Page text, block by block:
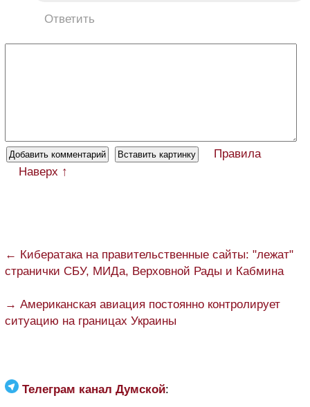
Ответить
Правила
Наверх ↑
← Кибератака на правительственные сайты: "лежат"
странички СБУ, МИДа, Верховной Рады и Кабмина
→ Американская авиация постоянно контролирует
ситуацию на границах Украины
Телеграм канал Думской: